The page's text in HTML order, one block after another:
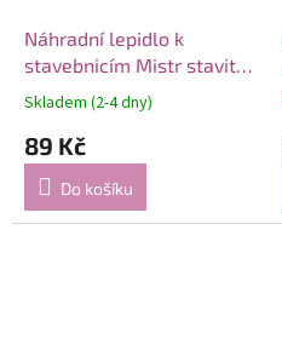
Náhradní lepidlo k
stavebnicím Mistr stavitel
100ml
Skladem (2-4 dny)
89 Kč
Do košíku